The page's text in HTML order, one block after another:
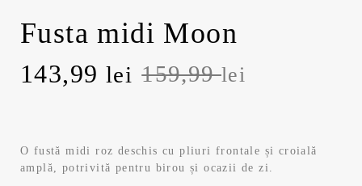
Fusta midi Moon
159,99lei
Prețul
a
fost:
143,99 lei
Prețul
este:
143,99 lei.
O fustă midi roz deschis cu pliuri frontale și croială
amplă, potrivită pentru birou și ocazii de zi.